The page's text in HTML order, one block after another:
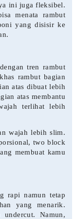
ini juga fleksibel.
menata rambut
yang disisir ke
tren rambut
rambut bagian
atas dibuat lebih
atas membantu
terlihat lebih
wajah lebih slim.
two block
membuat kamu
rapi namun tetap
yang menarik.
Namun,